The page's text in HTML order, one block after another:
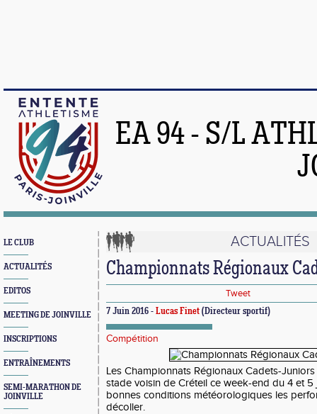
EA 94 - S/L
LE CLUB
ACTUALITÉS
EDITOS
MEETING DE JOINVILLE
INSCRIPTIONS
ENTRAÎNEMENTS
SEMI-MARATHON DE
JOINVILLE
ACTUALITÉS
Championnats Régionaux
Tweet
7 Juin 2016 - Lucas Finet (Directeur sportif)
Compétition
Les Championnats Régionaux Cadets-
stade voisin de Créteil ce week-end du 4 et 5
bonnes conditions météorologiques les
décoller.